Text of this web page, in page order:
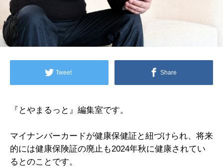
Tweet Share
『とやまるっと』編集室です。
マイナンバーカードが健康保健証と紐づけられ、将来
的には健康保険証の廃止も2024年秋に健康されてい
るとのことです。